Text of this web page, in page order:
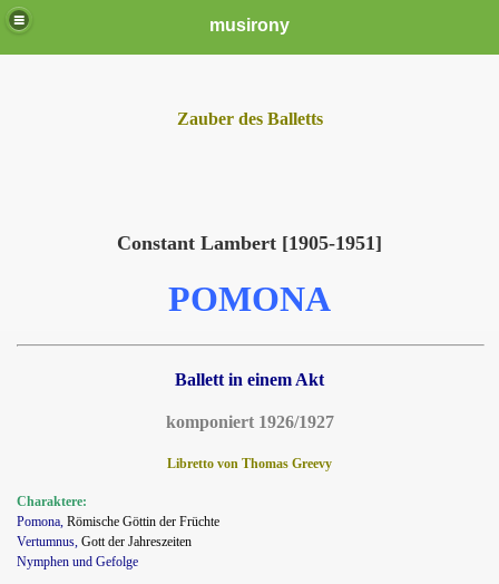
musirony
Zauber des Balletts
Constant Lambert [1905-1951]
POMONA
Ballett in einem Akt
komponiert 1926/1927
Libretto von Thomas Greevy
Charaktere:
Pomona, Römische Göttin der Früchte
Vertumnus, Gott der Jahreszeiten
Nymphen und Gefolge